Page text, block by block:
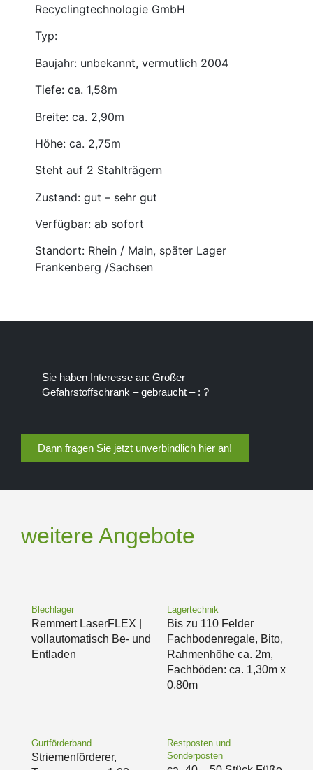
Recyclingtechnologie GmbH
Typ:
Baujahr: unbekannt, vermutlich 2004
Tiefe: ca. 1,58m
Breite: ca. 2,90m
Höhe: ca. 2,75m
Steht auf 2 Stahlträgern
Zustand: gut – sehr gut
Verfügbar: ab sofort
Standort: Rhein / Main, später Lager
Frankenberg /Sachsen
Sie haben Interesse an: Großer
Gefahrstoffschrank – gebraucht – : ?
Dann fragen Sie jetzt unverbindlich hier an!
weitere Angebote
Blechlager
Remmert LaserFLEX |
vollautomatisch Be- und
Entladen
Lagertechnik
Bis zu 110 Felder
Fachbodenregale, Bito,
Rahmenhöhe ca. 2m,
Fachböden: ca. 1,30m x
0,80m
Gurtförderband
Striemenförderer,
Restposten und
Sonderposten